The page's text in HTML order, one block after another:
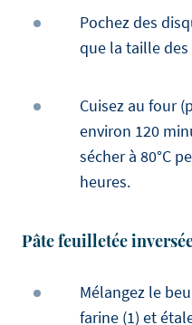
Pochez des
que la taille
Cuisez au four
environ 120
sécher à 80°C
heures.
Pâte feuilletée
Mélangez le
farine (1) et